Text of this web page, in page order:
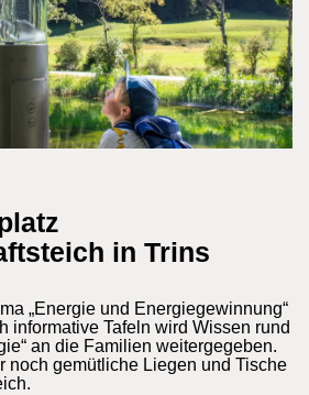
in Trins
„Energie und Energiegewinnung“
informative Tafeln wird Wissen rund
an die Familien weitergegeben.
noch gemütliche Liegen und Tische